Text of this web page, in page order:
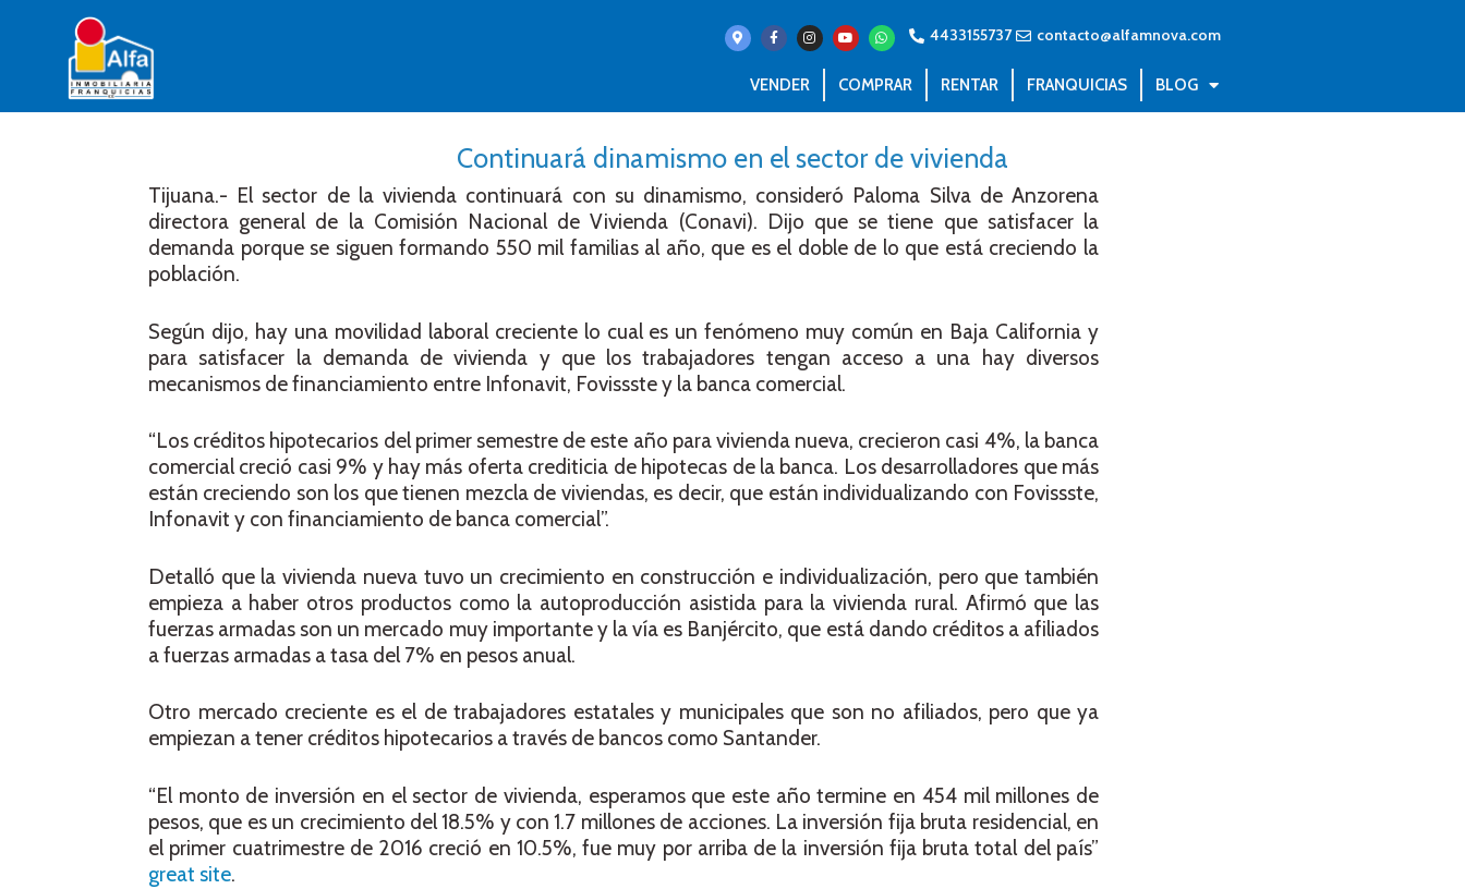
4433155737 contacto@alfamnova.com
VENDER COMPRAR RENTAR FRANQUICIAS BLOG
Continuará dinamismo en el sector de vivienda
Tijuana.- El sector de la vivienda continuará con su dinamismo, consideró Paloma Silva de Anzorena
directora general de la Comisión Nacional de Vivienda (Conavi). Dijo que se tiene que satisfacer la
demanda porque se siguen formando 550 mil familias al año, que es el doble de lo que está creciendo la
población.
Según dijo, hay una movilidad laboral creciente lo cual es un fenómeno muy común en Baja California y
para satisfacer la demanda de vivienda y que los trabajadores tengan acceso a una hay diversos
mecanismos de financiamiento entre Infonavit, Fovissste y la banca comercial.
“Los créditos hipotecarios del primer semestre de este año para vivienda nueva, crecieron casi 4%, la banca
comercial creció casi 9% y hay más oferta crediticia de hipotecas de la banca. Los desarrolladores que más
están creciendo son los que tienen mezcla de viviendas, es decir, que están individualizando con Fovissste,
Infonavit y con financiamiento de banca comercial”.
Detalló que la vivienda nueva tuvo un crecimiento en construcción e individualización, pero que también
empieza a haber otros productos como la autoproducción asistida para la vivienda rural. Afirmó que las
fuerzas armadas son un mercado muy importante y la vía es Banjército, que está dando créditos a afiliados
a fuerzas armadas a tasa del 7% en pesos anual.
Otro mercado creciente es el de trabajadores estatales y municipales que son no afiliados, pero que ya
empiezan a tener créditos hipotecarios a través de bancos como Santander.
“El monto de inversión en el sector de vivienda, esperamos que este año termine en 454 mil millones de
pesos, que es un crecimiento del 18.5% y con 1.7 millones de acciones. La inversión fija bruta residencial, en
el primer cuatrimestre de 2016 creció en 10.5%, fue muy por arriba de la inversión fija bruta total del país”
great site.